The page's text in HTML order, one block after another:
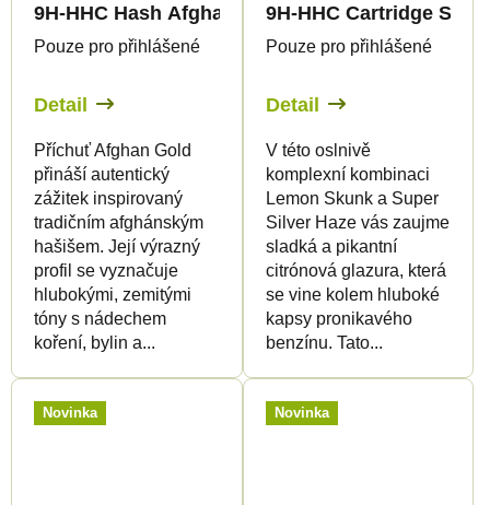
9H-HHC Hash Afghan Gold 99%
Pouze pro přihlášené
Detail
Příchuť Afghan Gold
přináší autentický
zážitek inspirovaný
tradičním afghánským
hašišem. Její výrazný
profil se vyznačuje
hlubokými, zemitými
tóny s nádechem
koření, bylin a...
9H-HHC Cartridge
Pouze pro přihlášené
Detail
V této oslnivě
komplexní kombinaci
Lemon Skunk a Super
Silver Haze vás zaujme
sladká a pikantní
citrónová glazura, která
se vine kolem hluboké
kapsy pronikavého
benzínu. Tato...
Novinka Novinka